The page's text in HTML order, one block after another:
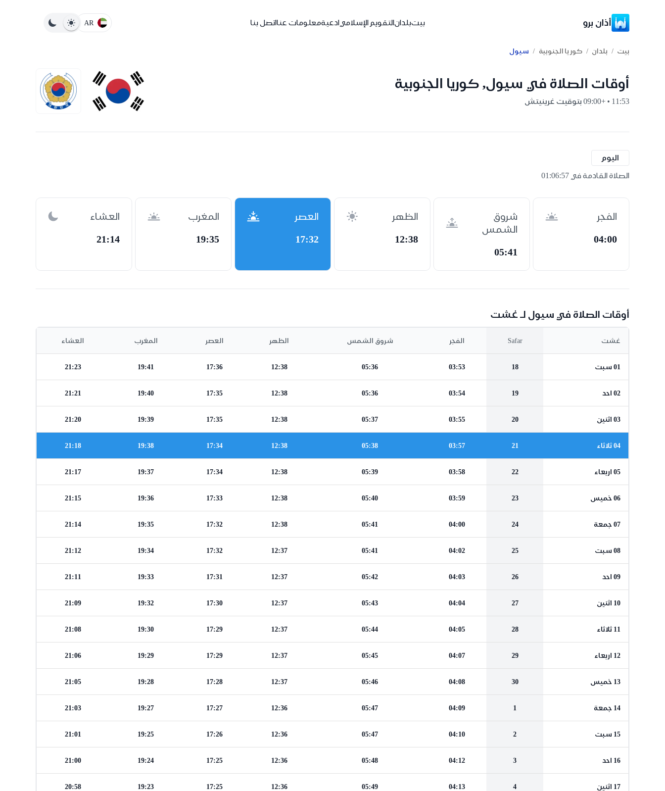
أذان برو بيتبلدانالتقويم الإسلاميادعيةمعلومات عنااتصل بنا AR
بيت / بلدان / كوريا الجنوبية / سيول
أوقات الصلاة في سيول, كوريا الجنوبية
11:53 • +09:00 بتوقيت غرينيتش
اليوم
الصلاة القادمة في 01:06:56
الفجر
04:00
شروق
الشمس
05:41
الظهر
12:38
العصر
17:32
المغرب
19:35
العشاء
21:14
أوقات الصلاة في سيول لـ غشت
غشت Safar الفجر شروق الشمس الظهر العصر المغرب العشاء
01 سبت 18
03:53
05:36
12:38
17:36
19:41
21:23
02 احد 19
03:54
05:36
12:38
17:35
19:40
21:21
03 اثنين 20
03:55
05:37
12:38
17:35
19:39
21:20
04 ثلاثاء 21
03:57
05:38
12:38
17:34
19:38
21:18
05 اربعاء 22
03:58
05:39
12:38
17:34
19:37
21:17
06 خميس 23
03:59
05:40
12:38
17:33
19:36
21:15
07 جمعة 24
04:00
05:41
12:38
17:32
19:35
21:14
08 سبت 25
04:02
05:41
12:37
17:32
19:34
21:12
09 احد 26
04:03
05:42
12:37
17:31
19:33
21:11
10 اثنين 27
04:04
05:43
12:37
17:30
19:32
21:09
11 ثلاثاء 28
04:05
05:44
12:37
17:29
19:30
21:08
12 اربعاء 29
04:07
05:45
12:37
17:29
19:29
21:06
13 خميس 30
04:08
05:46
12:37
17:28
19:28
21:05
14 جمعة 1
04:09
05:47
12:36
17:27
19:27
21:03
15 سبت 2
04:10
05:47
12:36
17:26
19:25
21:01
16 احد 3
04:12
05:48
12:36
17:25
19:24
21:00
17 اثنين 4
04:13
05:49
12:36
17:25
19:23
20:58